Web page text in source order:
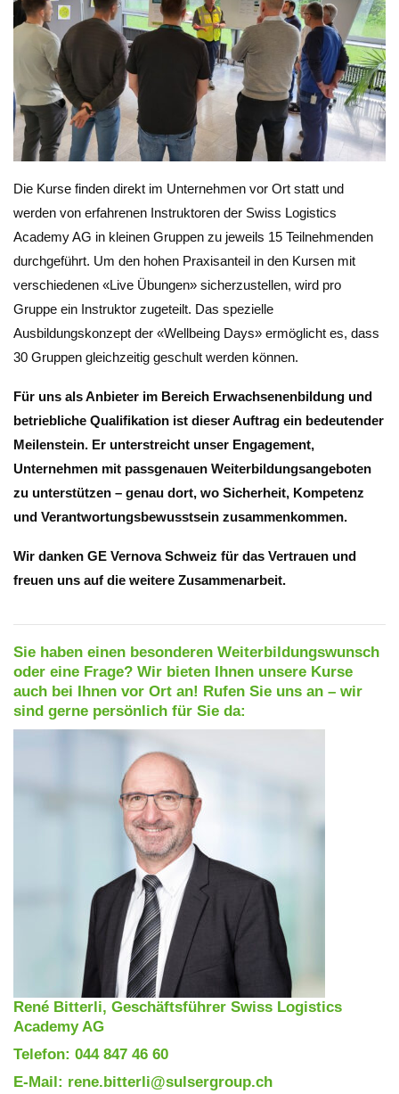
Die Kurse finden direkt im Unternehmen vor Ort statt und
werden von erfahrenen Instruktoren der Swiss Logistics
Academy AG in kleinen Gruppen zu jeweils 15 Teilnehmenden
durchgeführt. Um den hohen Praxisanteil in den Kursen mit
verschiedenen «Live Übungen» sicherzustellen, wird pro
Gruppe ein Instruktor zugeteilt. Das spezielle
Ausbildungskonzept der «Wellbeing Days» ermöglicht es, dass
30 Gruppen gleichzeitig geschult werden können.
Für uns als Anbieter im Bereich Erwachsenenbildung und
betriebliche Qualifikation ist dieser Auftrag ein bedeutender
Meilenstein. Er unterstreicht unser Engagement,
Unternehmen mit passgenauen Weiterbildungsangeboten
zu unterstützen – genau dort, wo Sicherheit, Kompetenz
und Verantwortungsbewusstsein zusammenkommen.
Wir danken GE Vernova Schweiz für das Vertrauen und
freuen uns auf die weitere Zusammenarbeit.
Sie haben einen besonderen Weiterbildungswunsch
oder eine Frage? Wir bieten Ihnen unsere Kurse
auch bei Ihnen vor Ort an! Rufen Sie uns an – wir
sind gerne persönlich für Sie da:
René Bitterli, Geschäftsführer Swiss Logistics
Academy AG
Telefon: 044 847 46 60
E-Mail: rene.bitterli@sulsergroup.ch